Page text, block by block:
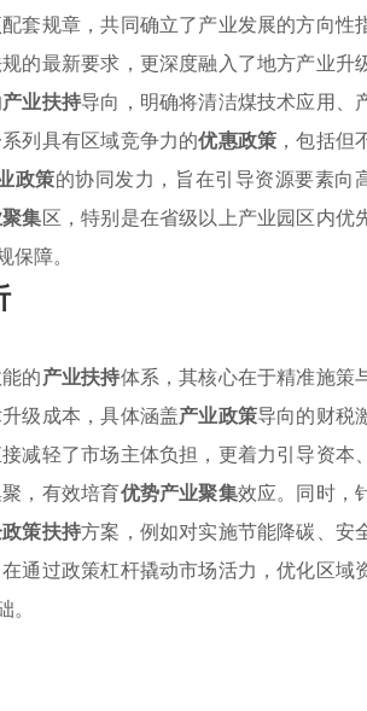
套规章，共同确立了产业发展的方向性
的最新要求，更深度融入了地方产业升
产业扶持导向，明确将清洁煤技术应用、
列具有区域竞争力的优惠政策 ，包括但
政策的协同发力，旨在引导资源要素向
集区，特别是在省级以上产业园区内优
障。
的产业扶持体系，其核心在于精准施策
级成本，具体涵盖产业政策导向的财税
减轻了市场主体负担，更着力引导资本、
，有效培育优势产业聚集效应。同时，
策扶持方案，例如对实施节能降碳、安
通过政策杠杆撬动市场活力，优化区域